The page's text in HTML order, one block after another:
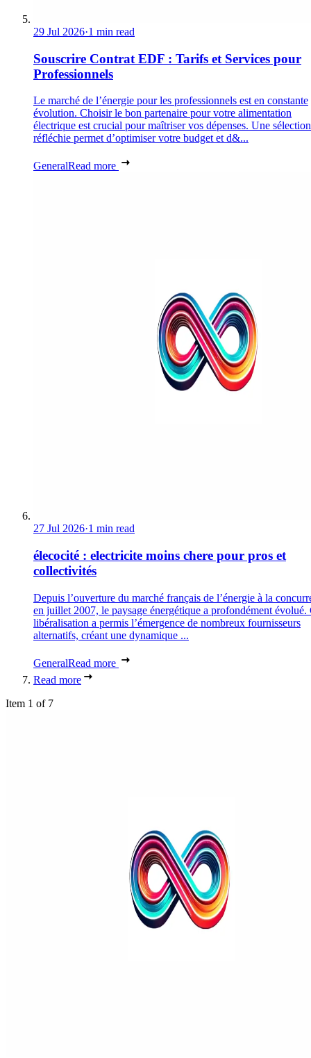
29 Jul 2026·1 min read
Souscrire Contrat EDF : Tarifs et Services pour
Professionnels
Le marché de l’énergie pour les professionnels est en constante
évolution. Choisir le bon partenaire pour votre alimentation
électrique est crucial pour maîtriser vos dépenses. Une sélection
réfléchie permet d’optimiser votre budget et d&...
GeneralRead more
27 Jul 2026·1 min read
élecocité : electricite moins chere pour pros et
collectivités
Depuis l’ouverture du marché français de l’énergie à la
en juillet 2007, le paysage énergétique a profondément évolué.
libéralisation a permis l’émergence de nombreux fournisseurs
alternatifs, créant une dynamique ...
GeneralRead more
Read more
Item 1 of 7